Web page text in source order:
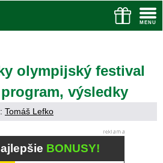
olympijský festival
výsledky
Tomáš Lefko
BONUSY!